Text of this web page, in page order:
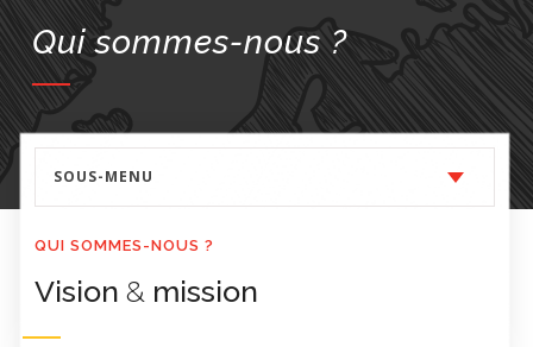
Qui sommes-nous ?
SOUS-MENU
QUI SOMMES-NOUS ?
Vision & mission